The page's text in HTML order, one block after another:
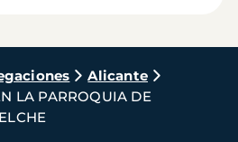
Alicante
LA PARROQUIA DE